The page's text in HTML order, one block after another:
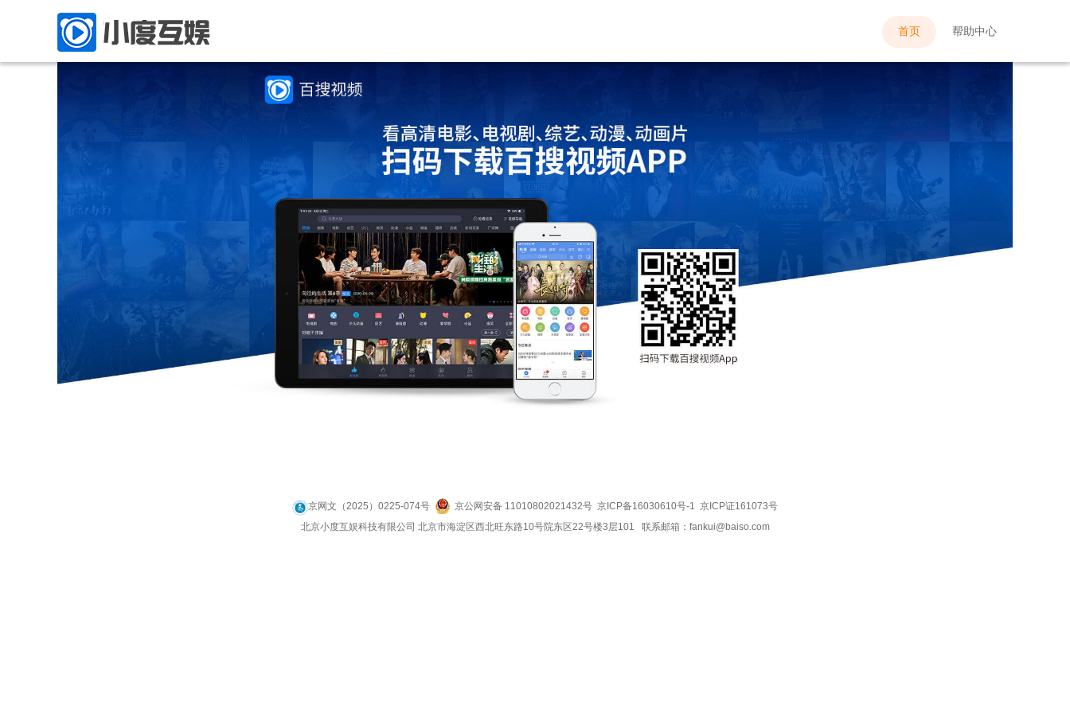
首页 帮助中心
京网文（2025）0225-074号 京公网安备 11010802021432号 京ICP备16030610号-1 京ICP证161073号
北京小度互娱科技有限公司 北京市海淀区西北旺东路10号院东区22号楼3层101 联系邮箱： fankui@baiso.com